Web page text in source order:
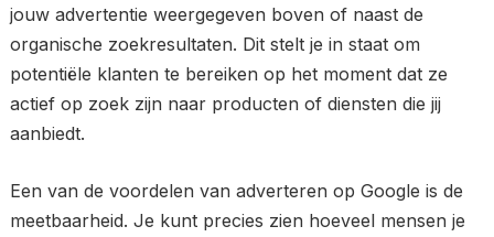
jouw advertentie weergegeven boven of naast de
organische zoekresultaten. Dit stelt je in staat om
potentiële klanten te bereiken op het moment dat ze
actief op zoek zijn naar producten of diensten die jij
aanbiedt.
Een van de voordelen van adverteren op Google is de
meetbaarheid. Je kunt precies zien hoeveel mensen je